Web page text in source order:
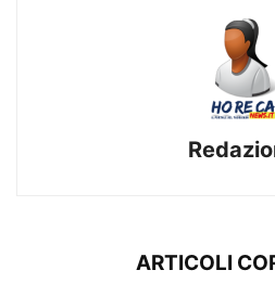
ARTICOLI